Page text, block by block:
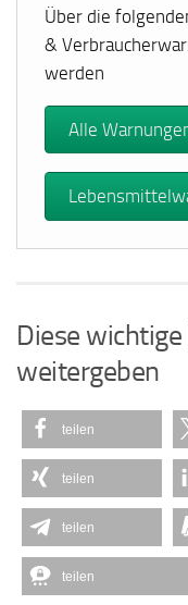
Über die
&
werden
Alle
Diese
weitergeben
teilen
teilen
teilen
teilen